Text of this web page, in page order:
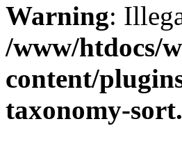
Warning:
/www/htdocs/
content/
taxonomy-